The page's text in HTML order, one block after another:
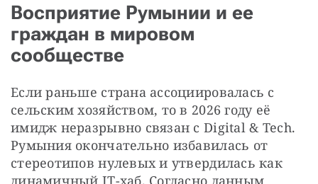
Восприятие Румынии и ее
граждан в мировом
сообществе
Если раньше страна ассоциировалась с
сельским хозяйством, то в 2026 году её
имидж неразрывно связан с Digital & Tech.
Румыния окончательно избавилась от
стереотипов нулевых и утвердилась как
динамичный IT-хаб. Согласно данным